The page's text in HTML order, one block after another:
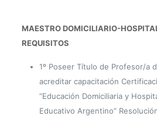
MAESTRO DOMICILIARIO-
REQUISITOS
1º Poseer Título de Profesor/a
acreditar capacitación
“Educación Domiciliaria y
Educativo Argentino”